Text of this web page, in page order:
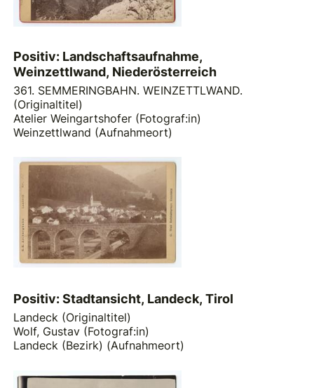
Positiv: Landschaftsaufnahme,
Weinzettlwand, Niederösterreich
361. SEMMERINGBAHN. WEINZETTLWAND.
(Originaltitel)
Atelier Weingartshofer (Fotograf:in)
Weinzettlwand (Aufnahmeort)
Positiv: Stadtansicht, Landeck, Tirol
Landeck (Originaltitel)
Wolf, Gustav (Fotograf:in)
Landeck (Bezirk) (Aufnahmeort)